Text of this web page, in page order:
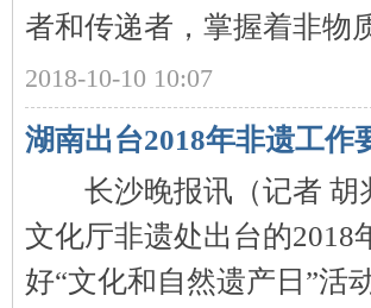
者和传递者，掌握着非物
2018-10-10 10:07
湖南出台2018年非遗工作
长沙晚报讯（记者 胡
文化厅非遗处出台的2018
好“文化和自然遗产日”